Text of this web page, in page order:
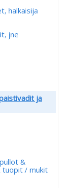
halkaisija
jne
ja
&
tuopit / mukit